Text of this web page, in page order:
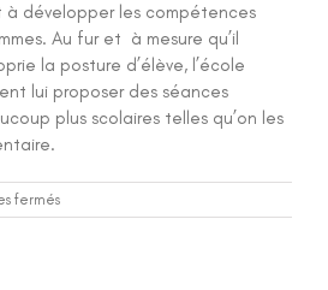
à développer les compétences
Au fur et à mesure qu’il
la posture d’élève, l’école
lui proposer des séances
plus scolaires telles qu’on les
ferméssur
Modalités